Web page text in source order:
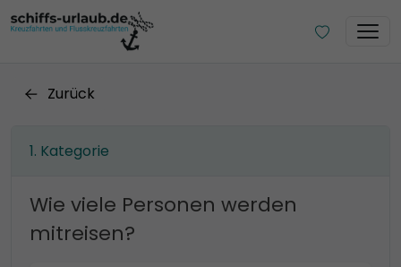
Zurück
Kategorie
Wie viele Personen werden
mitreisen?